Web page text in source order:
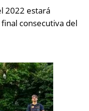
2022 estará
consecutiva del